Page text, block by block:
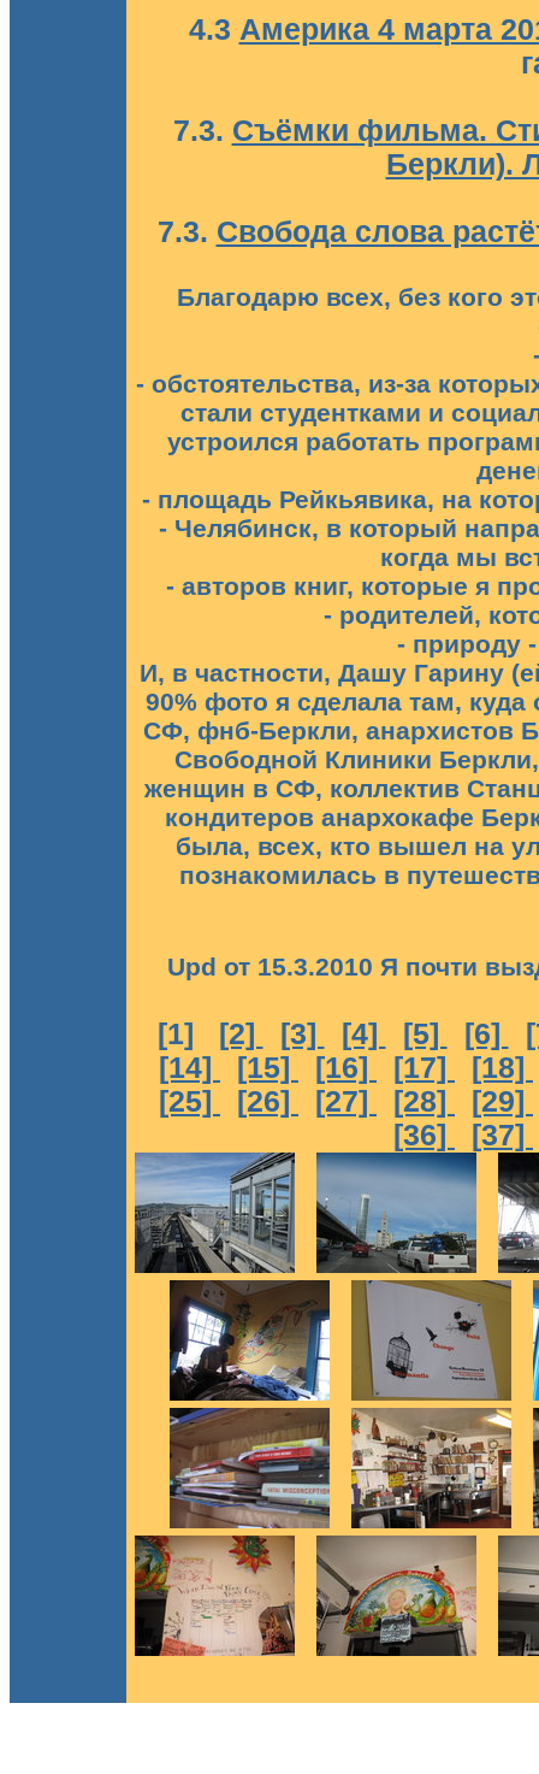
4.3 Америка 4 марта
7.3. Съёмки фильма.
Беркли).
7.3. Свобода слова
Благодарю всех, без кого
- обстоятельства, из-за
стали студентками и
устроился работать
- площадь Рейкьявика, на
- Челябинск, в который
когда мы
- авторов книг, которые я
- родителей,
- природу
И, в частности, Дашу Гарину
90% фото я сделала там,
СФ, фнб-Беркли, анархистов
Свободной Клиники
женщин в СФ, коллектив
кондитеров анархокафе
была, всех, кто вышел на
познакомилась в
Upd от 15.3.2010 Я почти
[1] [2] [3] [4] [5] [6]
[14]
[15] [16] [17]
[18]
[25]
[26] [27] [28]
[29]
[36]
[37]